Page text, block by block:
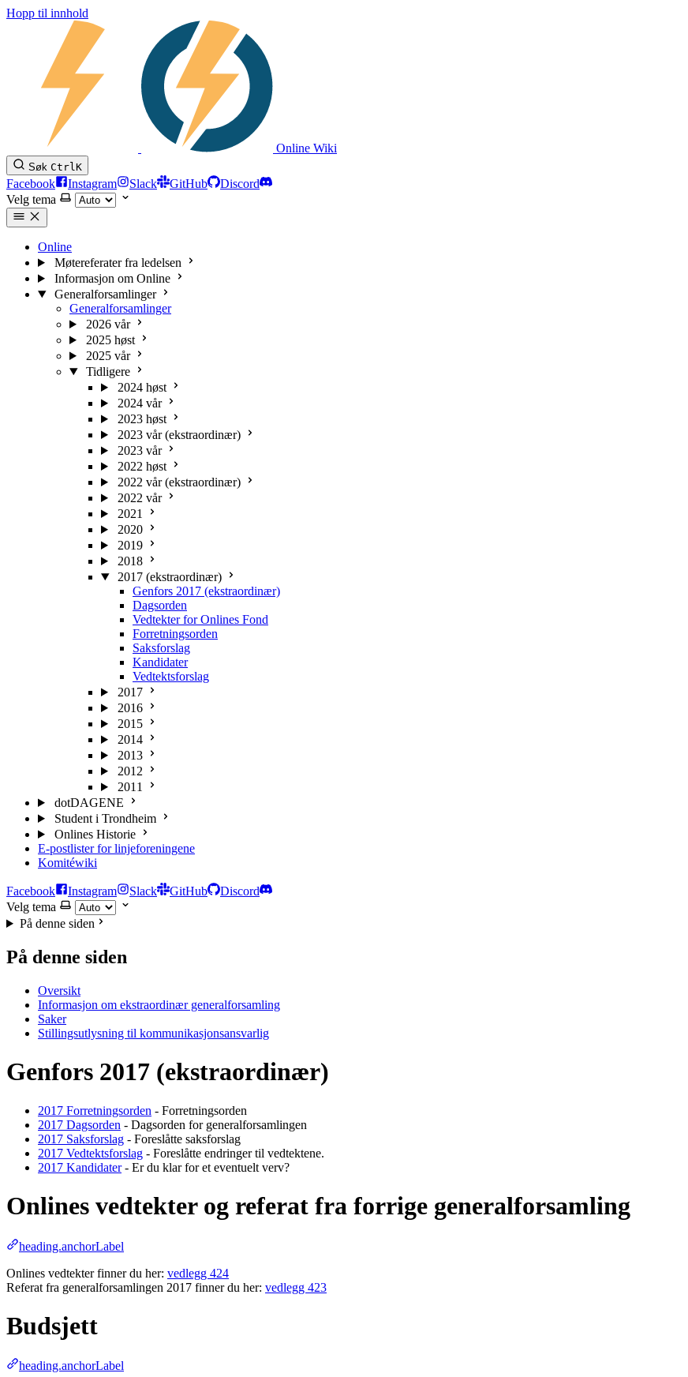
Hopp til innhold
Online Wiki
Søk CtrlK
Facebook Instagram Slack GitHub
Discord
Velg tema
Online
Møtereferater fra ledelsen
Informasjon om Online
Generalforsamlinger
Generalforsamlinger
2026 vår
2025 høst
2025 vår
Tidligere
2024 høst
2024 vår
2023 høst
2023 vår (ekstraordinær)
2023 vår
2022 høst
2022 vår (ekstraordinær)
2022 vår
2021
2020
2019
2018
2017 (ekstraordinær)
Genfors 2017 (ekstraordinær)
Dagsorden
Vedtekter for Onlines Fond
Forretningsorden
Saksforslag
Kandidater
Vedtektsforslag
2017
2016
2015
2014
2013
2012
2011
dotDAGENE
Student i Trondheim
Onlines Historie
E-postlister for linjeforeningene
Komitéwiki
Facebook Instagram Slack GitHub
Discord
Velg tema
På denne siden
På denne siden
Oversikt
Informasjon om ekstraordinær generalforsamling
Saker
Stillingsutlysning til kommunikasjonsansvarlig
Genfors 2017 (ekstraordinær)
2017 Forretningsorden - Forretningsorden
2017 Dagsorden - Dagsorden for generalforsamlingen
2017 Saksforslag - Foreslåtte saksforslag
2017 Vedtektsforslag - Foreslåtte endringer til vedtektene.
2017 Kandidater- Er du klar for et eventuelt verv?
Onlines vedtekter og referat fra forrige generalforsamling
heading.anchorLabel
Onlines vedtekter finner du her: vedlegg 424
Referat fra generalforsamlingen 2017 finner du her: vedlegg 423
Budsjett
heading.anchorLabel